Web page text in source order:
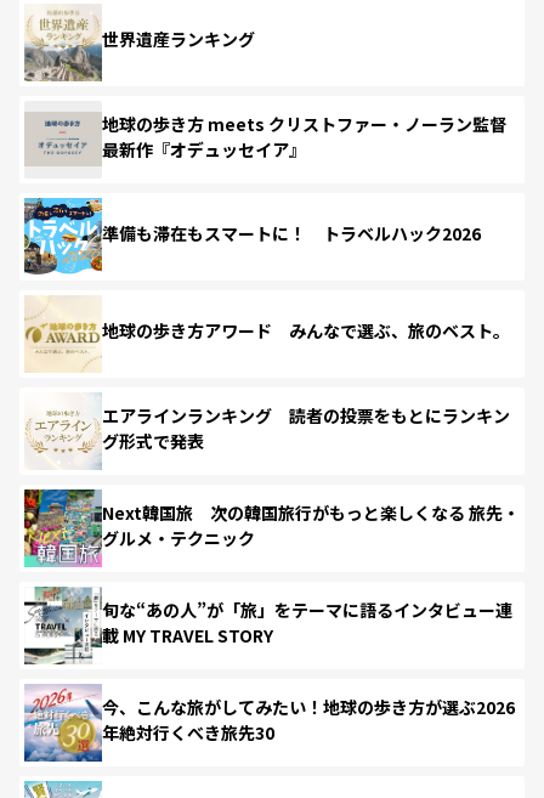
世界遺産ランキング
地球の歩き方 meets クリストファー・ノーラン監督
最新作『オデュッセイア』
準備も滞在もスマートに！ トラベルハック2026
地球の歩き方アワード みんなで選ぶ、旅のベスト。
エアラインランキング 読者の投票をもとにランキン
グ形式で発表
Next韓国旅 次の韓国旅行がもっと楽しくなる 旅先・
グルメ・テクニック
旬な“あの人”が「旅」をテーマに語るインタビュー連
載 MY TRAVEL STORY
今、こんな旅がしてみたい！地球の歩き方が選ぶ2026
年絶対行くべき旅先30